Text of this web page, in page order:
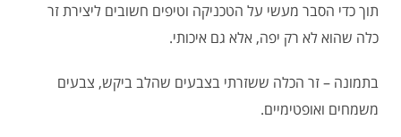
תוך כדי הסבר מעשי על הטכניקה וטיפים חשובים ליצירת זר
כלה שהוא לא רק יפה, אלא גם איכותי.
בתמונה – זר הכלה ששזרתי בצבעים שהלב ביקש, צבעים
משמחים ואופטימיים.